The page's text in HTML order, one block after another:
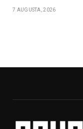
7 AUGUSTA, 2026